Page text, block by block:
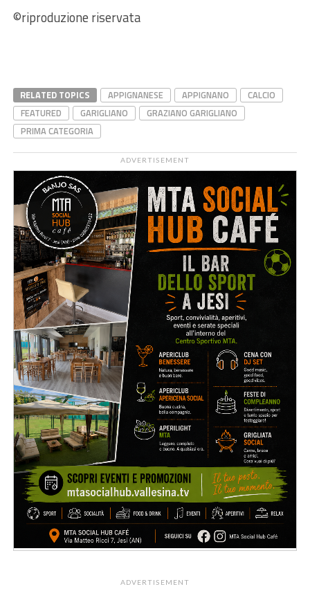
©riproduzione riservata
RELATED TOPICS APPIGNANESE APPIGNANO
CALCIO
FEATURED
GARIGLIANO
GRAZIANO GARIGLIANO
PRIMA CATEGORIA
ADVERTISEMENT
ADVERTISEMENT